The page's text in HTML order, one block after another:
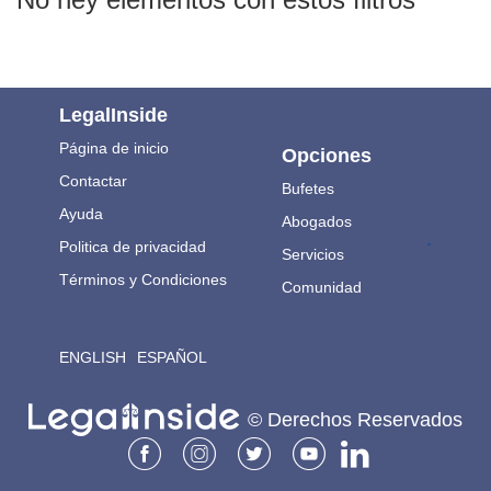
LegalInside
Página de inicio
Contactar
Ayuda
Politica de privacidad
Términos y Condiciones
ENGLISH ESPAÑOL
Opciones
Bufetes
Abogados
Servicios
Comunidad
.
© Derechos Reservados